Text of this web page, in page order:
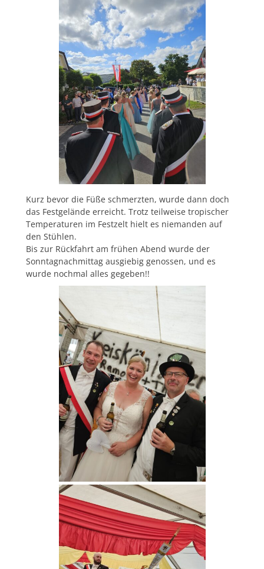
Kurz bevor die Füße schmerzten, wurde dann doch
das Festgelände erreicht. Trotz teilweise tropischer
Temperaturen im Festzelt hielt es niemanden auf
den Stühlen.
Bis zur Rückfahrt am frühen Abend wurde der
Sonntagnachmittag ausgiebig genossen, und es
wurde nochmal alles gegeben!!